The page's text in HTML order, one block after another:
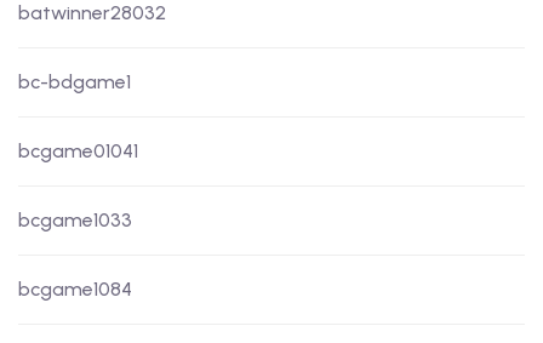
batwinner28032
bc-bdgame1
bcgame01041
bcgame1033
bcgame1084